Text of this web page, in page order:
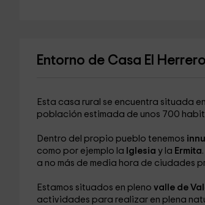
Entorno de Casa El Herrero
Esta casa rural se encuentra situada en
población estimada de unos 700
Dentro del propio pueblo tenemos
como por ejemplo la Iglesia y la Ermita
a no más de media hora de ciudades
Estamos situados en pleno valle de
actividades para realizar en plena